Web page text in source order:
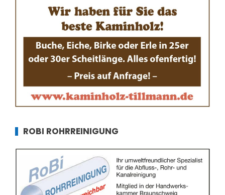
ROBI ROHRREINIGUNG